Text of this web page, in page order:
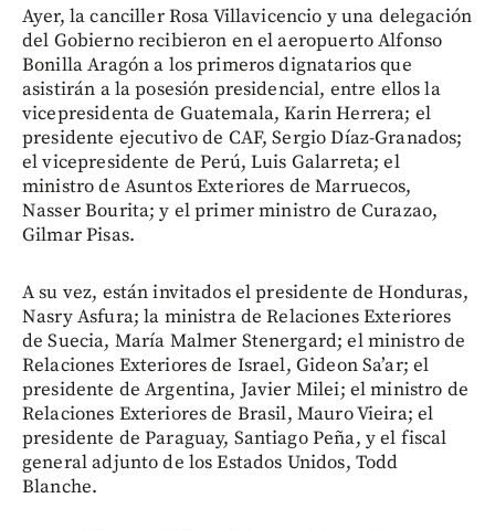
Ayer, la canciller Rosa Villavicencio y una delegación
del Gobierno recibieron en el aeropuerto Alfonso
Bonilla Aragón a los primeros dignatarios que
asistirán a la posesión presidencial, entre ellos la
vicepresidenta de Guatemala, Karin Herrera; el
presidente ejecutivo de CAF, Sergio Díaz-Granados;
el vicepresidente de Perú, Luis Galarreta; el
ministro de Asuntos Exteriores de Marruecos,
Nasser Bourita; y el primer ministro de Curazao,
Gilmar Pisas.
A su vez, están invitados el presidente de Honduras,
Nasry Asfura; la ministra de Relaciones Exteriores
de Suecia, María Malmer Stenergard; el ministro de
Relaciones Exteriores de Israel, Gideon Sa’ar; el
presidente de Argentina, Javier Milei; el ministro de
Relaciones Exteriores de Brasil, Mauro Vieira; el
presidente de Paraguay, Santiago Peña, y el fiscal
general adjunto de los Estados Unidos, Todd
Blanche.